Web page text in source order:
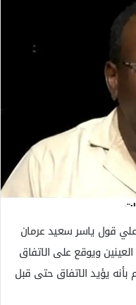
علي قول ياسر سعيد عرمان
ويوقع على الاتفاق
يؤيد الاتفاق حتى قبل